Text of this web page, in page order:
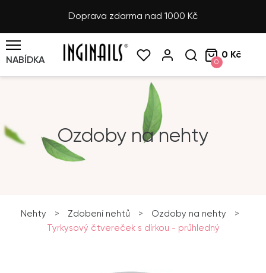
Doprava zdarma nad 1000 Kč
NABÍDKA 0
0 Kč
Ozdoby na nehty
Nehty > Zdobení nehtů > Ozdoby na nehty
>
Tyrkysový čtvereček s dírkou - průhledný